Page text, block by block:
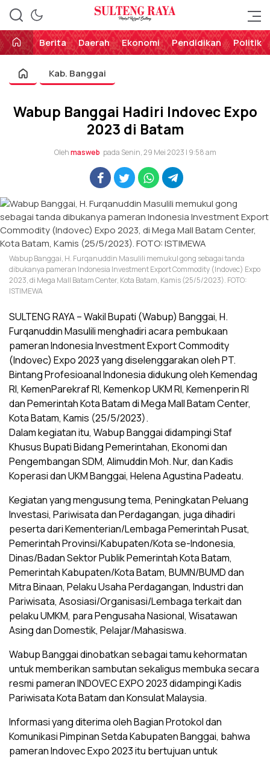
Sulteng Raya
Perekat Rakyat Sulteng
Berita
Daerah Ekonomi Pendidikan Politik
Kab. Banggai
Wabup Banggai Hadiri Indovec Expo
2023 di Batam
Olehmasweb pada Senin, 29 Mei 2023 | 9:58 am
Wabup Banggai, H. Furqanuddin Masulili memukul gong sebagai tanda
dibukanya pameran Indonesia Investment Export Commodity (Indovec) Expo
2023, di Mega Mall Batam Center, Kota Batam, Kamis (25/5/2023). FOTO:
ISTIMEWA
SULTENG RAYA – Wakil Bupati (Wabup) Banggai, H.
Furqanuddin Masulili menghadiri acara pembukaan
pameran Indonesia Investment Export Commodity
(Indovec) Expo 2023 yang diselenggarakan oleh PT.
Bintang Profesioanal Indonesia didukung oleh Kemendag
RI, KemenParekraf RI, Kemenkop UKM RI, Kemenperin RI
dan Pemerintah Kota Batam di Mega Mall Batam Center,
Kota Batam, Kamis (25/5/2023).
Dalam kegiatan itu, Wabup Banggai didampingi Staf
Khusus Bupati Bidang Pemerintahan, Ekonomi dan
Pengembangan SDM, Alimuddin Moh. Nur, dan Kadis
Koperasi dan UKM Banggai, Helena Agustina Padeatu.
Kegiatan yang mengusung tema, Peningkatan Peluang
Investasi, Pariwisata dan Perdagangan, juga dihadiri
peserta dari Kementerian/Lembaga Pemerintah Pusat,
Pemerintah Provinsi/Kabupaten/Kota se-Indonesia,
Dinas/Badan Sektor Publik Pemerintah Kota Batam,
Pemerintah Kabupaten/Kota Batam, BUMN/BUMD dan
Mitra Binaan, Pelaku Usaha Perdagangan, Industri dan
Pariwisata, Asosiasi/Organisasi/Lembaga terkait dan
pelaku UMKM, para Pengusaha Nasional, Wisatawan
Asing dan Domestik, Pelajar/Mahasiswa.
Wabup Banggai dinobatkan sebagai tamu kehormatan
untuk memberikan sambutan sekaligus membuka secara
resmi pameran INDOVEC EXPO 2023 didampingi Kadis
Pariwisata Kota Batam dan Konsulat Malaysia.
Informasi yang diterima oleh Bagian Protokol dan
Komunikasi Pimpinan Setda Kabupaten Banggai, bahwa
pameran Indovec Expo 2023 itu bertujuan untuk